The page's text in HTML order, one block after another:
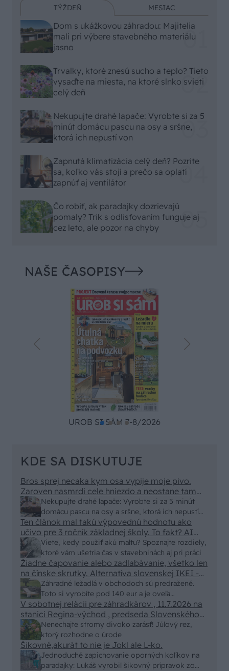
TÝŽDEŇ MESIAC
Dom s ukážkovou záhradou: Majitelia
mali pri výbere stavebného materiálu
jasno
Trvalky, ktoré znesú sucho a teplo? Tieto
vysaďte na miesta, na ktoré slnko svieti
celý deň
Nekupujte drahé lapače: Vyrobte si za 5
minút domácu pascu na osy a sršne,
ktorá ich nepustí von
Zapnutá klimatizácia celý deň? Pozrite
sa, koľko vás stojí a prečo sa oplatí
zapnúť aj ventilátor
Čo robiť, ak paradajky dozrievajú
pomaly? Trik s odlisťovaním funguje aj
cez leto, ale pozor na chyby
NAŠE ČASOPISY
UROB SI SÁM 7-8/2026
KDE SA DISKUTUJE
Nekupujte drahé lapače: Vyrobte si za 5 minút
domácu pascu na osy a sršne, ktorá ich nepustí
von
Bros sprej necaka kym osa vypije moje pivo.
Zaroven nasmrdi cele hniezdo a neostane tam
nic zive. Vasa pasca naucinke moc efektivne.
Skor pritiahne slimaky
Viete, kedy použiť akú maltu? Spoznajte rozdiely,
ktoré vám ušetria čas v stavebninách aj pri práci
Ten článok mal takú výpovednú hodnotu ako
učivo pre 3 ročník základnej školy. To fakt? AI
alebo nejaka kniha z VŠ? Dnešné rychlotvrdnuce
malty - pevnosť 40 Mpa a doba schnutia tak 15
minut , k tomu vodotesné s kryštálikou. A rozdiel
- schnutie a zretie. Nič?
Záhradné ležadlá v obchodoch sú predražené.
Toto si vyrobíte pod 140 eur a je oveľa
pohodlnejšie!
Žiadne čapovanie alebo zadlabávanie, všetko len
na čínske skrutky. Alternatíva slovenskej IKEI -
čo sa týka pevnosti. Autor si nedal veľa námahy s
remeselným spracovaním, škoda. No lepšie než
ten odpad z DTD predávaný v Kauflande alebo
Lídli.
Nenechajte stromy divoko zarásť! Júlový rez,
ktorý rozhodne o úrode
V sobotnej relácii pre záhradkárov , 11.7.2026 na
stanici Regina-východ , predseda Slovenského
zväzu záhradkárov pán Jakubech tvrdil, že to, že
vlky sú neproduktívne , nie je pravda. Aj vlky je
možné použiť pri formovaní koruny a budú rodiť.
Jednoduché zapichovanie oporných kolíkov na
paradajky: Lukáš vyrobil šikovný prípravok zo
Šikovné,akurát to nie je Jokl ale L-ko.